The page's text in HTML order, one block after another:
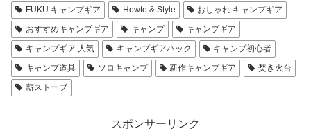
FUKU キャンプギア
Howto & Style
おしゃれ キャンプギア
おすすめキャンプギア
キャンプ
キャンプギア
キャンプギア 人気
キャンプギアハック
キャンプ初心者
キャンプ道具
ソロキャンプ 新作キャンプギア
焚き火台
薪ストーブ
スポンサーリンク